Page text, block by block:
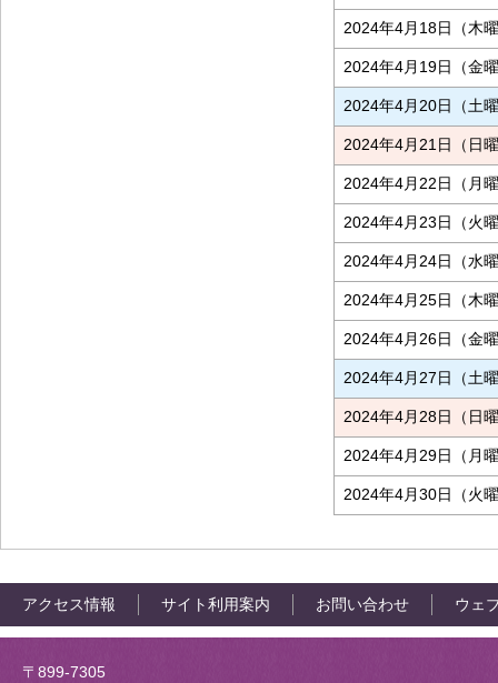
2024年4月18日（木
2024年4月19日（金
2024年4月20日（土
2024年4月21日（日
2024年4月22日（月
2024年4月23日（火
2024年4月24日（水
2024年4月25日（木
2024年4月26日（金
2024年4月27日（土
2024年4月28日（日
2024年4月29日（月
2024年4月30日（火
アクセス情報 サイト利用案内 お問い合わせ ウェ
大崎町役場
〒899-7305